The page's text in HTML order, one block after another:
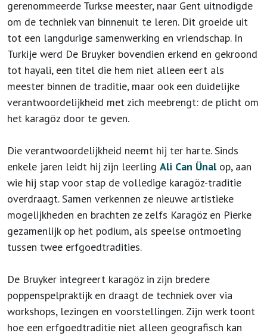
gerenommeerde Turkse meester, naar Gent uitnodigde
om de techniek van binnenuit te leren. Dit groeide uit
tot een langdurige samenwerking en vriendschap. In
Turkije werd De Bruyker bovendien erkend en gekroond
tot hayali, een titel die hem niet alleen eert als
meester binnen de traditie, maar ook een duidelijke
verantwoordelijkheid met zich meebrengt: de plicht om
het karagöz door te geven.
Die verantwoordelijkheid neemt hij ter harte. Sinds
enkele jaren leidt hij zijn leerling Ali Can Ünalop, aan
wie hij stap voor stap de volledige karagöz-traditie
overdraagt. Samen verkennen ze nieuwe artistieke
mogelijkheden en brachten ze zelfs Karagöz en Pierke
gezamenlijk op het podium, als speelse ontmoeting
tussen twee erfgoedtradities.
De Bruyker integreert karagöz in zijn bredere
poppenspelpraktijk en draagt de techniek over via
workshops, lezingen en voorstellingen. Zijn werk toont
hoe een erfgoedtraditie niet alleen geografisch kan